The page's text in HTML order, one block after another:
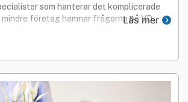
som hanterar det komplicerade
företag hamnar frågorna på VD.
Läs mer